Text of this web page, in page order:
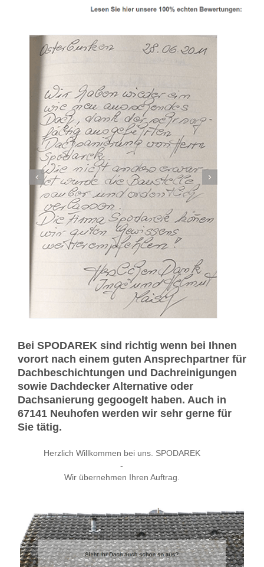
Bei SPODAREK sind richtig wenn bei Ihnen
vorort nach einem guten Ansprechpartner für
Dachbeschichtungen und Dachreinigungen
sowie Dachdecker Alternative oder
Dachsanierung gegoogelt haben. Auch in
67141 Neuhofen werden wir sehr gerne für
Sie tätig.
Herzlich Willkommen bei uns. SPODAREK
-
Wir übernehmen Ihren Auftrag.